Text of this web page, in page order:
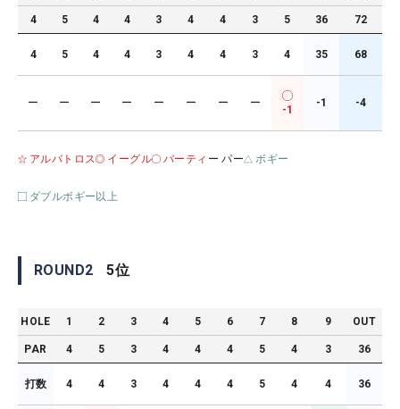
4 5 4 4 3 4 4 3 5 36 72
4 5 4 4 3 4 4 3 4 35 68
ー ー ー ー ー ー ー ー
-1
-1 -4
アルバトロス イーグル バーティ ー パー ボギー
ダブルボギー以上
ROUND2 5位
HOLE 1 2 3 4 5 6 7 8 9 OUT
PAR 4 5 3 4 4 4 5 4 3 36
打数 4 4 3 4 4 4 5 4 4 36